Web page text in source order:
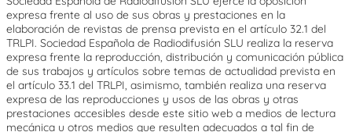
expresa frente al uso de sus obras y prestaciones en la
elaboración de revistas de prensa prevista en el artículo 32.1 del
TRLPI. Sociedad Española de Radiodifusión SLU realiza la reserva
expresa frente la reproducción, distribución y comunicación pública
de sus trabajos y artículos sobre temas de actualidad prevista en
el artículo 33.1 del TRLPI, asimismo, también realiza una reserva
expresa de las reproducciones y usos de las obras y otras
prestaciones accesibles desde este sitio web a medios de lectura
mecánica u otros medios que resulten adecuados a tal fin de